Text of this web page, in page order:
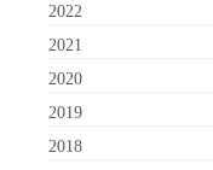
2022
2021
2020
2019
2018